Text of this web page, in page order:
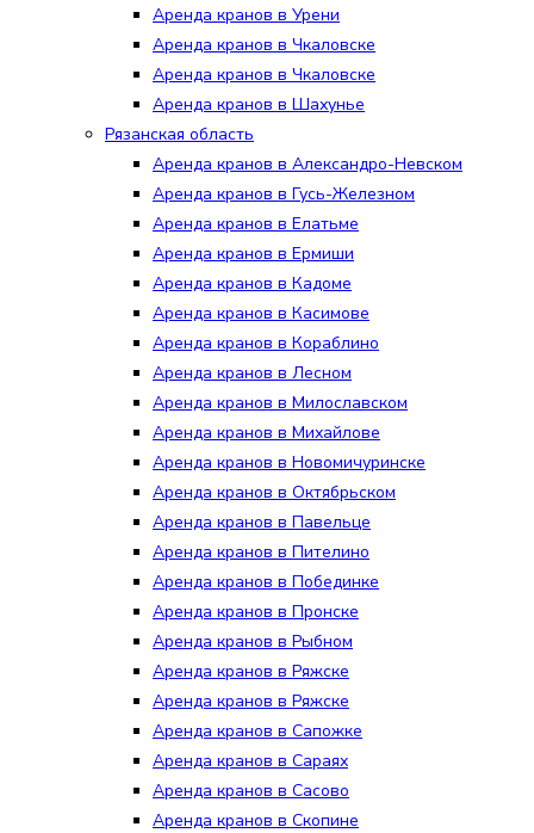
Аренда кранов в Урени
Аренда кранов в Чкаловске
Аренда кранов в Чкаловске
Аренда кранов в Шахунье
Рязанская область
Аренда кранов в Александро-Невском
Аренда кранов в Гусь-Железном
Аренда кранов в Елатьме
Аренда кранов в Ермиши
Аренда кранов в Кадоме
Аренда кранов в Касимове
Аренда кранов в Кораблино
Аренда кранов в Лесном
Аренда кранов в Милославском
Аренда кранов в Михайлове
Аренда кранов в Новомичуринске
Аренда кранов в Октябрьском
Аренда кранов в Павельце
Аренда кранов в Пителино
Аренда кранов в Побединке
Аренда кранов в Пронске
Аренда кранов в Рыбном
Аренда кранов в Ряжске
Аренда кранов в Ряжске
Аренда кранов в Сапожке
Аренда кранов в Сараях
Аренда кранов в Сасово
Аренда кранов в Скопине